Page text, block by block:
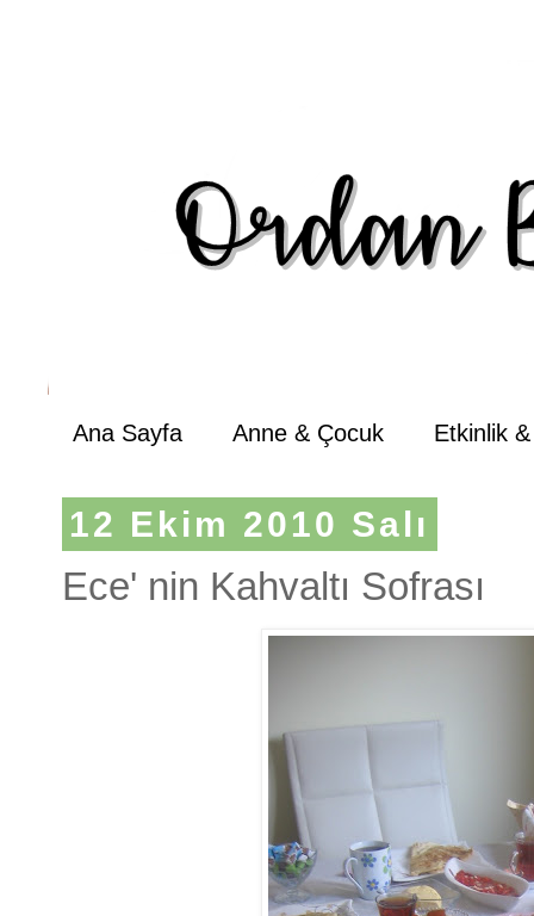
Ana Sayfa Anne & Çocuk Etkinlik
12 Ekim 2010 Salı
Ece' nin Kahvaltı Sofrası